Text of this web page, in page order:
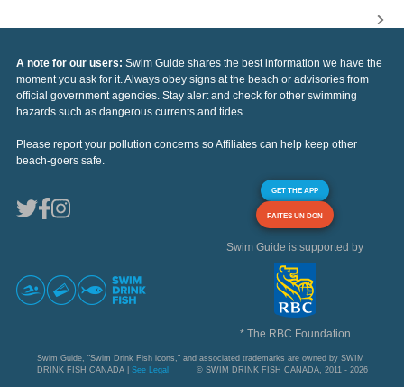
A note for our users: Swim Guide shares the best information we have the
moment you ask for it. Always obey signs at the beach or advisories from
official government agencies. Stay alert and check for other swimming
hazards such as dangerous currents and tides.
Please report your pollution concerns so Affiliates can help keep other
beach-goers safe.
GET THE APP
FAITES UN DON
Swim Guide is supported by
* The RBC Foundation
Swim Guide, "Swim Drink Fish icons," and associated trademarks are owned by SWIM
DRINK FISH CANADA | See Legal © SWIM DRINK FISH CANADA, 2011 - 2026